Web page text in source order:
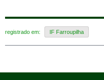
registrado em: IF Farroupilha